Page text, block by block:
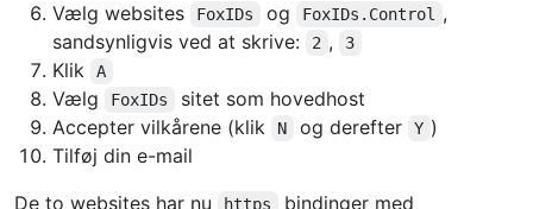
Vælg websites FoxIDs og FoxIDs.Control
,
sandsynligvis ved at skrive:
2 , 3
Klik A
Vælg FoxIDs
sitet som hovedhost
Accepter vilkårene (klik
N og derefter Y )
Tilføj din e-mail
De to websites har nu
https
bindinger med